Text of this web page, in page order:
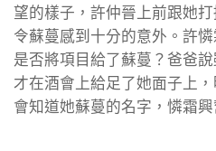
望的樣子，許仲晉上前跟她
令蘇蔓感到十分的意外。許
是否將項目給了蘇蔓？爸爸
才在酒會上給足了她面子上
會知道她蘇蔓的名字，憐霜興